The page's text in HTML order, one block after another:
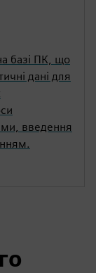
базі ПК, що
дані для
введення